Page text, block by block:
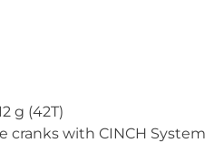
g (42T)
cranks with CINCH System